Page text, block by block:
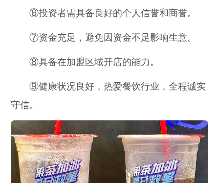
⑥投资者需具备良好的个人信誉和商誉。
⑦资金充足，避免因资金不足影响生意。
⑧具备在加盟区域开店的能力。
⑨健康状况良好，热爱餐饮行业，全程诚实
守信。